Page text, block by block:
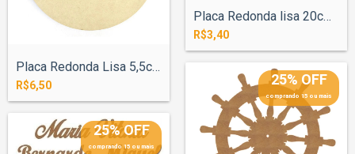
Placa Redonda Lisa 5,5cm MDF 3mm com Fur...
R$6,50
Placa Redonda lisa 20cm MDF 6mm
R$3,40
25% OFF
comprando 15 ou mais
25% OFF
comprando 15 ou mais